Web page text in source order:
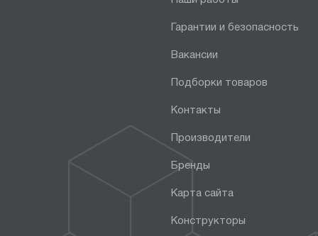
Гарантии и безопасность
Вакансии
Подборки товаров
Контакты
Производители
Бренды
Карта сайта
Конструкторы